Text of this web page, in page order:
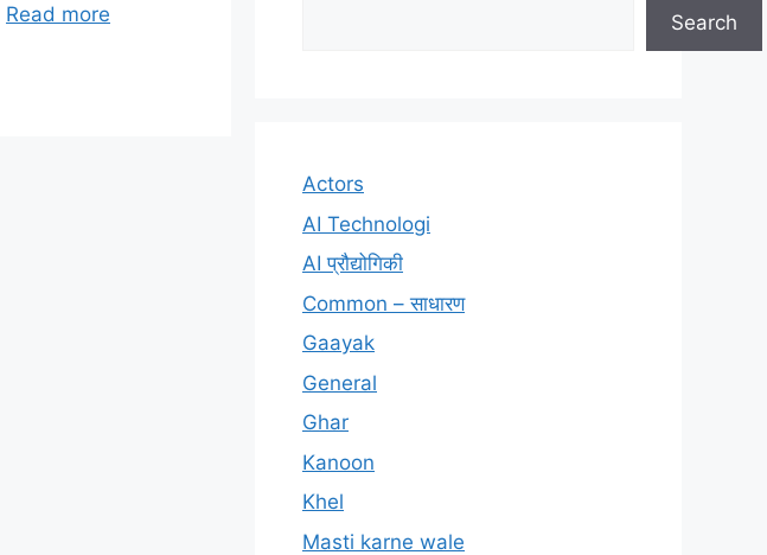
Read more
Search
Actors
AI Technologi
AI प्रौद्योगिकी
Common – साधारण
Gaayak
General
Ghar
Kanoon
Khel
Masti karne wale